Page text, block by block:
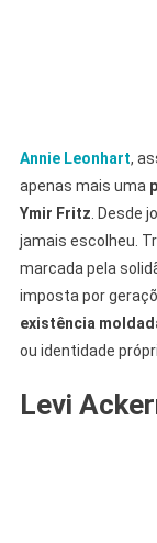
Annie Leonhart,
apenas mais uma
Ymir Fritz . Desde
jamais escolheu.
marcada pela
imposta por
existência
ou identidade
Levi